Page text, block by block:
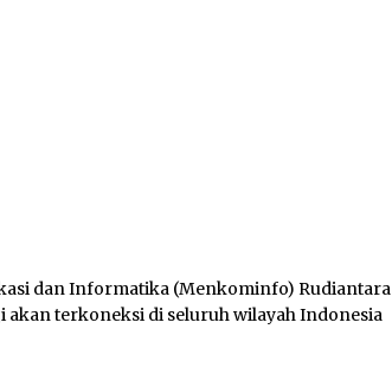
dan Informatika (Menkominfo) Rudiantara
terkoneksi di seluruh wilayah Indonesia